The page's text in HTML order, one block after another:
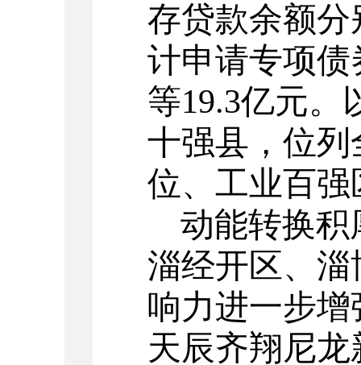
存贷款余额分
计申请专项
等19.3亿元。
十强县，位
位、工业百强
动能转换积
淄经开区、
响力进一步
天辰齐翔尼